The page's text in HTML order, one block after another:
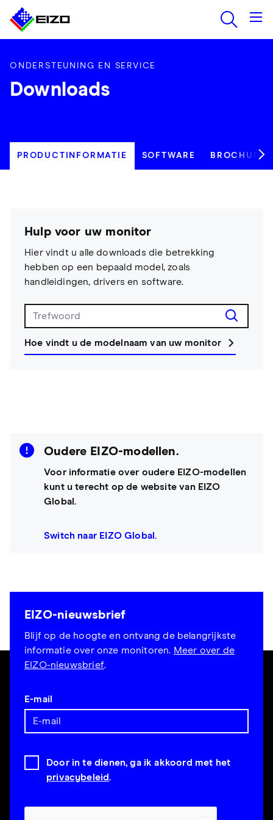
ONDERSTEUNING EN SERVICE
Downloads
PRODUCTINFORMATIE SOFTWARE
Hulp voor uw monitor
Hier vindt u alle downloads die betrekking
hebben op een bepaald model, zoals
handleidingen, drivers en software.
Hoe vindt u de modelnaam van uw monitor
Oudere EIZO-modellen.
Voor informatie over oudere EIZO-modellen
kunt u terecht op de website van EIZO
Global.
Switch naar EIZO Global.
EIZO-nieuwsbrief
Blijf op de hoogte en ontvang de belangrijkste
informatie over onze monitoren. Meer over de
EIZO-nieuwsbrief.
E-mail
Door in te dienen, ga ik akkoord met het
privacybeleid.